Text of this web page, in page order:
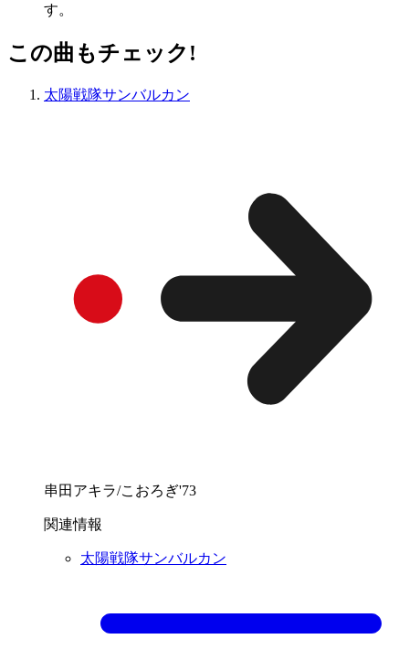
す。
この曲もチェック!
太陽戦隊サンバルカン
串田アキラ/こおろぎ'73
関連情報
太陽戦隊サンバルカン